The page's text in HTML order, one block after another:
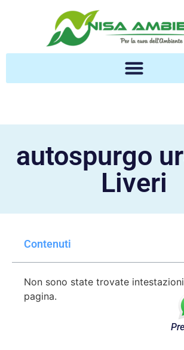
autospurgo
Liveri
Contenuti
Non sono state trovate
pagina.